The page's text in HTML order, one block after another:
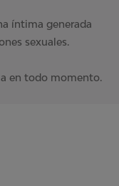
íntima generada
sexuales.
en todo momento.